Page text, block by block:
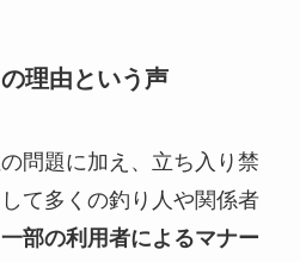
理由という声
問題に加え、立ち入り禁
して多くの釣り人や関係者
一部の利用者によるマナー